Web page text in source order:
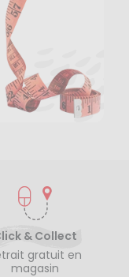
& Collect
gratuit en
magasin